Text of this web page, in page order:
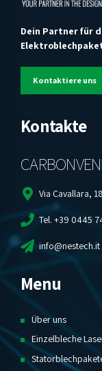
Dein Partner für
Kontaktiere uns
Kontakte
Via Cavallara,
Tel. +39 0445
info@nestech.it
Menu
Über uns
Einzelbleche